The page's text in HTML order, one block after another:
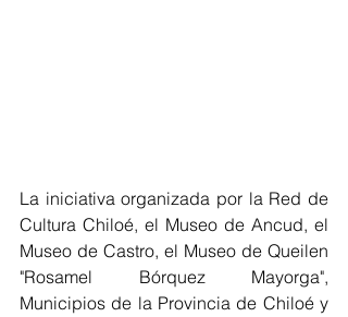
La iniciativa organizada por la Red de
Cultura Chiloé, el Museo de Ancud, el
Museo de Castro, el Museo de Queilen
"Rosamel Bórquez Mayorga",
Municipios de la Provincia de Chiloé y